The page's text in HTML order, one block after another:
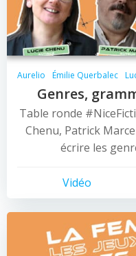
Aurelio Émilie Querbalec
Genres,
Table ronde
Chenu, Patrick
écrire les
Vidéo